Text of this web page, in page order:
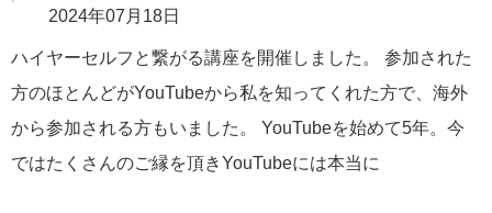
2024年07月18日
ハイヤーセルフと繋がる講座を開催しました。 参加された
方のほとんどがYouTubeから私を知ってくれた方で、海外
から参加される方もいました。 YouTubeを始めて5年。今
ではたくさんのご縁を頂きYouTubeには本当に